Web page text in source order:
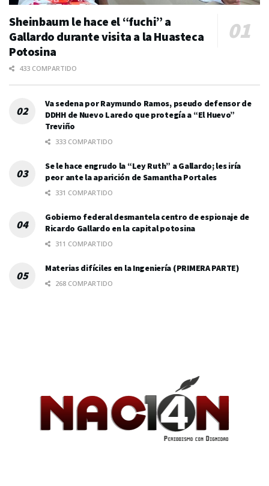
Sheinbaum le hace el “fuchi” a
Gallardo durante visita a la Huasteca
Potosina
433 COMPARTIDO
Va sedena por Raymundo Ramos, pseudo defensor de
DDHH de Nuevo Laredo que protegía a “El Huevo”
Treviño
333 COMPARTIDO
Se le hace engrudo la “Ley Ruth” a Gallardo; les iría
peor ante la aparición de Samantha Portales
331 COMPARTIDO
Gobierno federal desmantela centro de espionaje de
Ricardo Gallardo en la capital potosina
311 COMPARTIDO
Materias difíciles en la Ingeniería (PRIMERA PARTE)
268 COMPARTIDO